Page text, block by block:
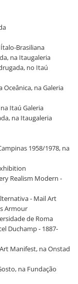
Brasiliana
na Itaugaleria
no Itaú
Oceânica, na Galeria
Itaú Galeria
na Itaugaleria
1958/1978, na
Realism Modern -
- Mail Art
Armour
de Roma
Duchamp - 1887-
Manifest, na Onstad
na Fundação